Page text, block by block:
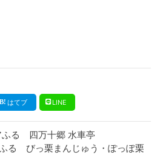
はてブ LINE
ふる 四万十郷 水車亭
る びっ栗まんじゅう・ぽっぽ栗